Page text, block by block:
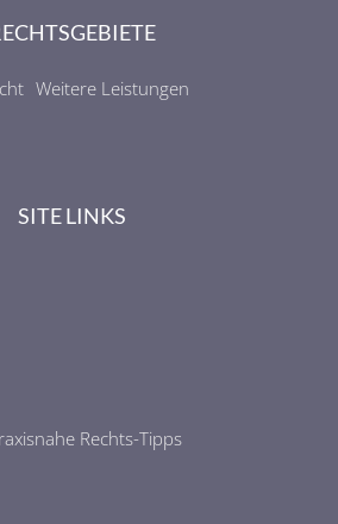
Weitere Leistungen
SITE LINKS
Rechts-Tipps